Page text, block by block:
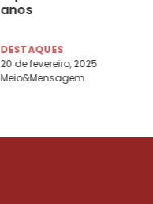
anos
DESTAQUES
20 de fevereiro, 2025
Meio&Mensagem